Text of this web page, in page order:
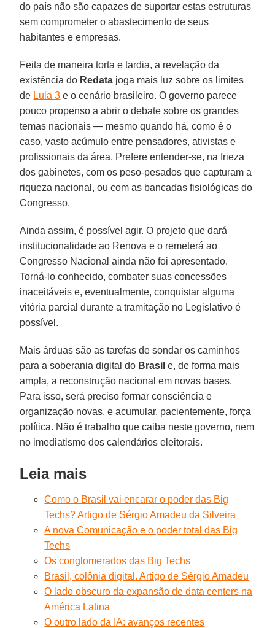
do país não são capazes de suportar estas estruturas
sem comprometer o abastecimento de seus
habitantes e empresas.
Feita de maneira torta e tardia, a revelação da
existência do Redata joga mais luz sobre os limites
de Lula 3 e o cenário brasileiro. O governo parece
pouco propenso a abrir o debate sobre os grandes
temas nacionais — mesmo quando há, como é o
caso, vasto acúmulo entre pensadores, ativistas e
profissionais da área. Prefere entender-se, na frieza
dos gabinetes, com os peso-pesados que capturam a
riqueza nacional, ou com as bancadas fisiológicas do
Congresso.
Ainda assim, é possível agir. O projeto que dará
institucionalidade ao Renova e o remeterá ao
Congresso Nacional ainda não foi apresentado.
Torná-lo conhecido, combater suas concessões
inaceitáveis e, eventualmente, conquistar alguma
vitória parcial durante a tramitação no Legislativo é
possível.
Mais árduas são as tarefas de sondar os caminhos
para a soberania digital do Brasil e, de forma mais
ampla, a reconstrução nacional em novas bases.
Para isso, será preciso formar consciência e
organização novas, e acumular, pacientemente, força
política. Não é trabalho que caiba neste governo, nem
no imediatismo dos calendários eleitorais.
Leia mais
Como o Brasil vai encarar o poder das Big
Techs? Artigo de Sérgio Amadeu da Silveira
A nova Comunicação e o poder total das Big
Techs
Os conglomerados das Big Techs
Brasil, colônia digital. Artigo de Sérgio Amadeu
O lado obscuro da expansão de data centers na
América Latina
O outro lado da IA: avanços recentes